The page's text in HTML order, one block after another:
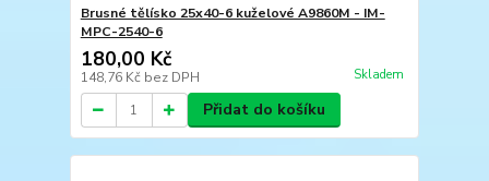
Brusné tělísko 25x40-6 kuželové A9860M - IM-
MPC-2540-6
180,00 Kč
148,76 Kč bez DPH Skladem
Přidat do košíku